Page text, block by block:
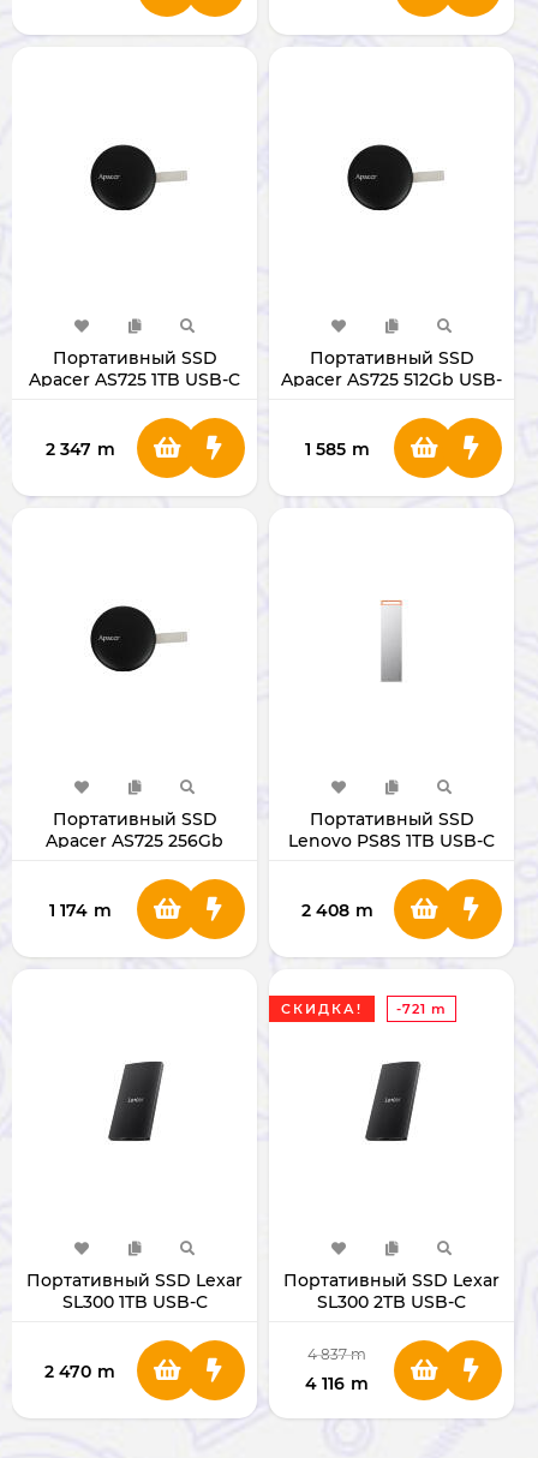
Портативный SSD
Apacer AS725 1TB USB-C
2 347 m
Портативный SSD
Apacer AS725 512Gb USB-
1 585 m
Портативный SSD
Apacer AS725 256Gb
1 174 m
Портативный SSD
Lenovo PS8S 1TB USB-C
2 408 m
Портативный SSD Lexar
SL300 1TB USB-C
2 470 m
СКИДКА! -721 m
Портативный SSD Lexar
SL300 2TB USB-C
4 837 m
4 116 m